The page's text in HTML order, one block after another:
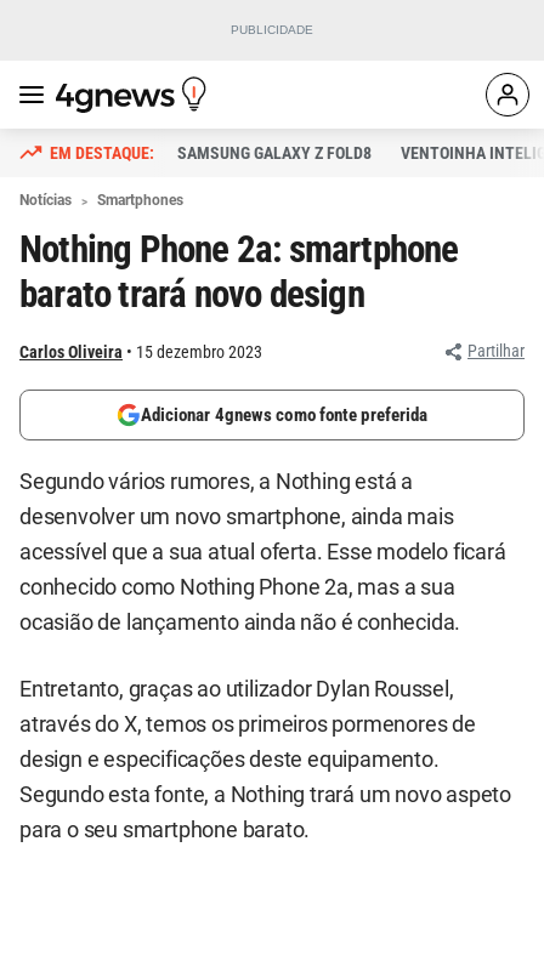
SAMSUNG GALAXY Z FOLD8 VENTOINHA
Notícias Smartphones
Nothing Phone 2a: smartphone
barato trará novo design
Carlos Oliveira 15 dezembro 2023 Partilhar
Adicionar 4gnews como fonte preferida
Segundo vários rumores, a Nothing está a
desenvolver um novo smartphone, ainda mais
acessível que a sua atual oferta. Esse modelo ficará
conhecido como Nothing Phone 2a, mas a sua
ocasião de lançamento ainda não é conhecida.
Entretanto, graças ao utilizador Dylan Roussel,
através do X, temos os primeiros pormenores de
design e especificações deste equipamento.
Segundo esta fonte, a Nothing trará um novo aspeto
para o seu smartphone barato.